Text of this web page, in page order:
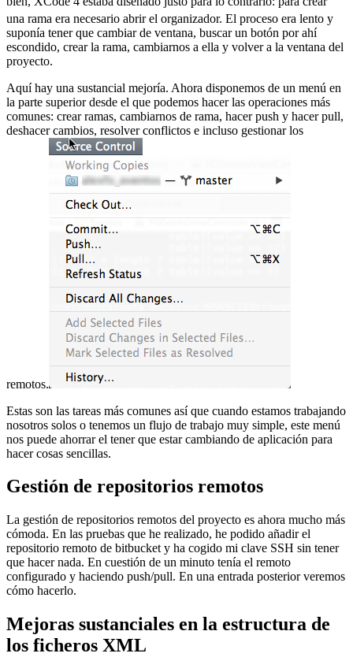
una rama era necesario abrir el organizador. El proceso era lento y
suponía tener que cambiar de ventana, buscar un botón por ahí
escondido, crear la rama, cambiarnos a ella y volver a la ventana del
proyecto.
Aquí hay una sustancial mejoría. Ahora disponemos de un menú en
la parte superior desde el que podemos hacer las operaciones más
comunes: crear ramas, cambiarnos de rama, hacer push y hacer pull,
deshacer cambios, resolver conflictos e incluso gestionar los
remotos.
Estas son las tareas más comunes así que cuando estamos trabajando
nosotros solos o tenemos un flujo de trabajo muy simple, este menú
nos puede ahorrar el tener que estar cambiando de aplicación para
hacer cosas sencillas.
Gestión de repositorios remotos
La gestión de repositorios remotos del proyecto es ahora mucho más
cómoda. En las pruebas que he realizado, he podido añadir el
repositorio remoto de bitbucket y ha cogido mi clave SSH sin tener
que hacer nada. En cuestión de un minuto tenía el remoto
configurado y haciendo push/pull. En una entrada posterior veremos
cómo hacerlo.
Mejoras sustanciales en la estructura de
los ficheros XML